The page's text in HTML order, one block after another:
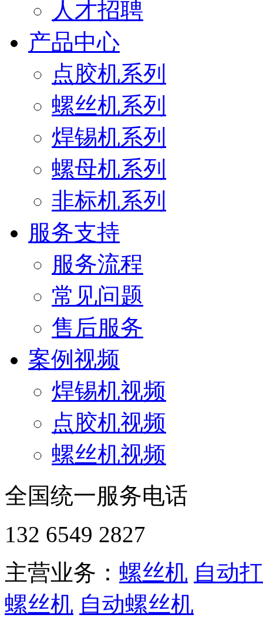
人才招聘
产品中心
点胶机系列
螺丝机系列
焊锡机系列
螺母机系列
非标机系列
服务支持
服务流程
常见问题
售后服务
案例视频
焊锡机视频
点胶机视频
螺丝机视频
全国统一服务电话
132 6549 2827
主营业务： 螺丝机 自动
螺丝机 自动螺丝机